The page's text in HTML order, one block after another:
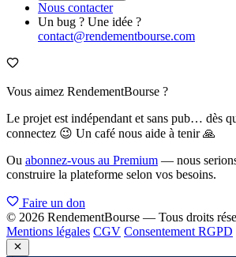
Nous contacter
Un bug ? Une idée ?
contact@rendementbourse.com
Vous aimez RendementBourse ?
Le projet est indépendant et sans pub… dès
connectez 😉 Un café nous aide à tenir 🙏
Ou abonnez-vous au Premium — nous
construire la plateforme selon vos besoins.
Faire un don
© 2026 RendementBourse — Tous droits
Mentions légales CGV Consentement RGPD